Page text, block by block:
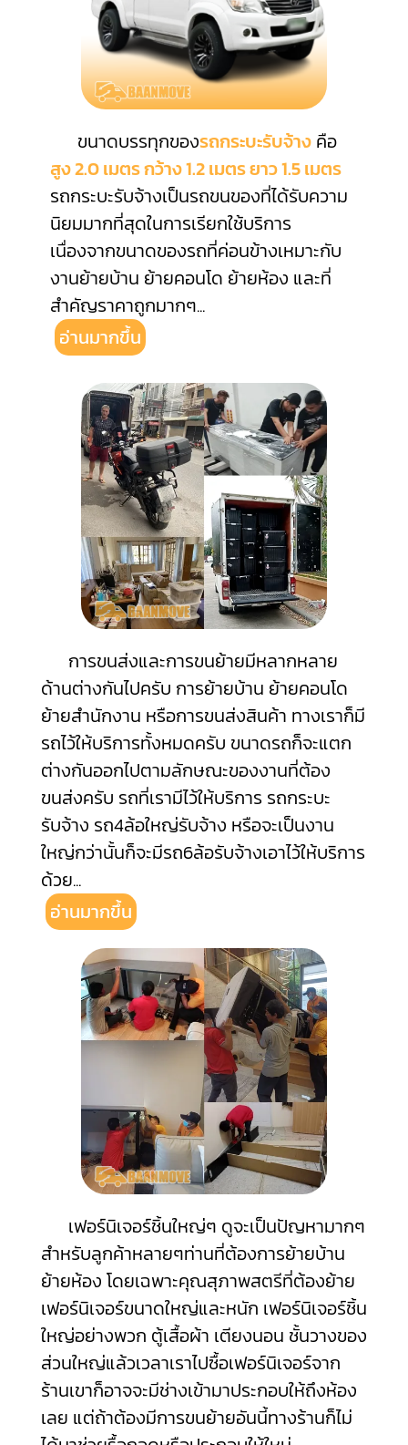
ขนาดบรรทุกของรถกระบะรับจ้างคือ
สูง 2.0 เมตร กว้าง 1.2 เมตร ยาว 1.5 เมตร
รถกระบะรับจ้างเป็นรถขนของที่ได้รับความ
นิยมมากที่สุดในการเรียกใช้บริการ
เนื่องจากขนาดของรถที่ค่อนข้างเหมาะกับ
งานย้ายบ้าน ย้ายคอนโด ย้ายห้อง และที่
สำคัญราคาถูกมากๆ...
อ่านมากขึ้น
การขนส่งและการขนย้ายมีหลากหลาย
ด้านต่างกันไปครับ การย้ายบ้าน ย้ายคอนโด
ย้ายสำนักงาน หรือการขนส่งสินค้า ทางเราก็มี
รถไว้ให้บริการทั้งหมดครับ ขนาดรถก็จะแตก
ต่างกันออกไปตามลักษณะของงานที่ต้อง
ขนส่งครับ รถที่เรามีไว้ให้บริการ รถกระบะ
รับจ้าง รถ4ล้อใหญ่รับจ้าง หรือจะเป็นงาน
ใหญ่กว่านั้นก็จะมีรถ6ล้อรับจ้างเอาไว้ให้บริการ
ด้วย...
อ่านมากขึ้น
เฟอร์นิเจอร์ชิ้นใหญ่ๆ ดูจะเป็นปัญหามากๆ
สำหรับลูกค้าหลายๆท่านที่ต้องการย้ายบ้าน
ย้ายห้อง โดยเฉพาะคุณสุภาพสตรีที่ต้องย้าย
เฟอร์นิเจอร์ขนาดใหญ่และหนัก เฟอร์นิเจอร์ชิ้น
ใหญ่อย่างพวก ตู้เสื้อผ้า เตียงนอน ชั้นวางของ
ส่วนใหญ่แล้วเวลาเราไปซื้อเฟอร์นิเจอร์จาก
ร้านเขาก็อาจจะมีช่างเข้ามาประกอบให้ถึงห้อง
เลย แต่ถ้าต้องมีการขนย้ายอันนี้ทางร้านก็ไม่